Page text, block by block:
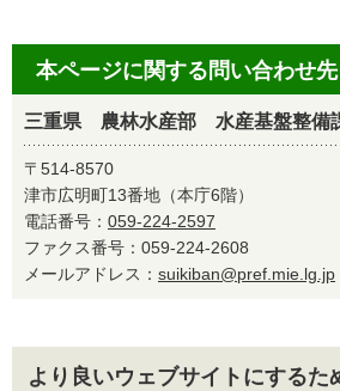
本ページに関する問い合わせ先
三重県 農林水産部 水産基盤整備
〒514-8570
津市広明町13番地（本庁6階）
電話番号： 059-224-2597
ファクス番号：059-224-2608
メールアドレス： suikiban@pref.mie.lg.jp
より良いウェブサイトにするた